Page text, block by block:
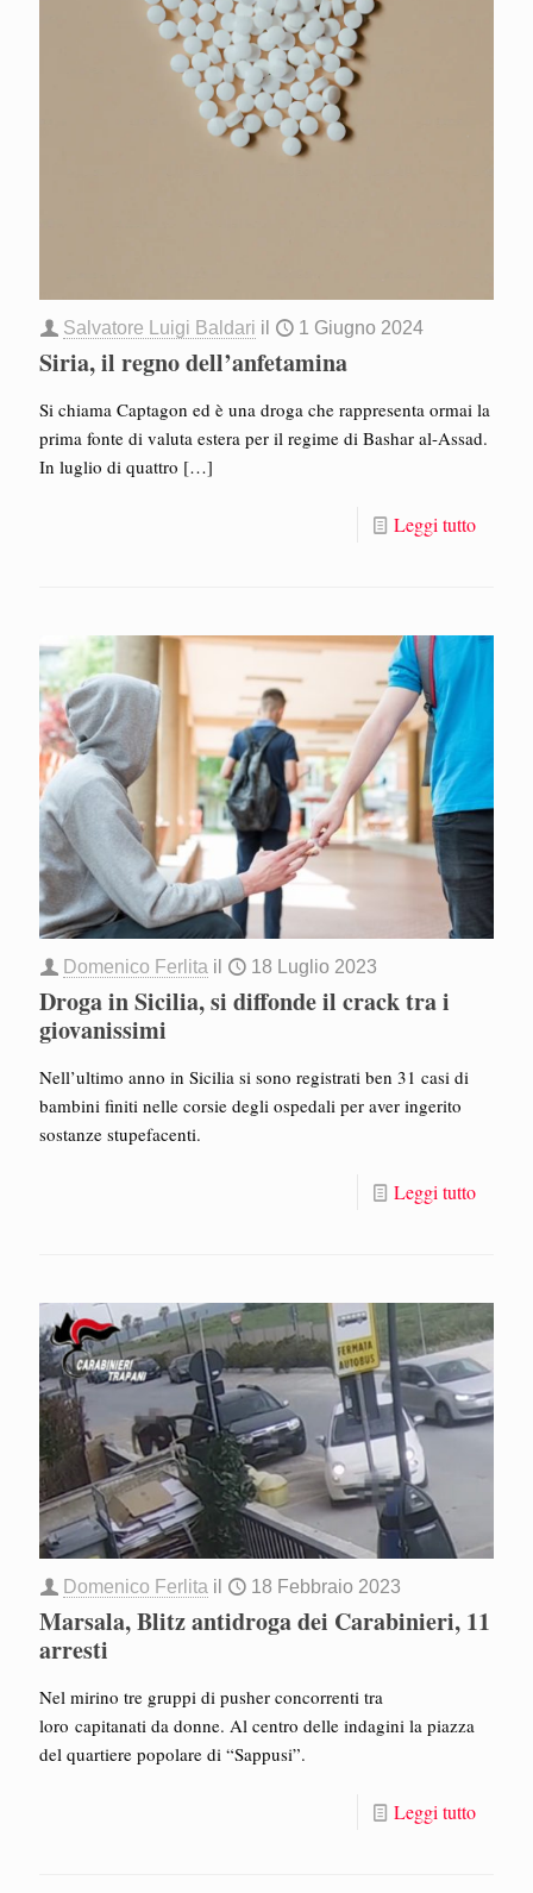
Salvatore Luigi Baldari il 1 Giugno 2024
Siria, il regno dell’anfetamina
Si chiama Captagon ed è una droga che rappresenta ormai la
prima fonte di valuta estera per il regime di Bashar al-Assad.
In luglio di quattro […]
Leggi tutto
Domenico Ferlita il 18 Luglio 2023
Droga in Sicilia, si diffonde il crack tra i
giovanissimi
Nell’ultimo anno in Sicilia si sono registrati ben 31 casi di
bambini finiti nelle corsie degli ospedali per aver ingerito
sostanze stupefacenti.
Leggi tutto
Domenico Ferlita il 18 Febbraio 2023
Marsala, Blitz antidroga dei Carabinieri, 11
arresti
Nel mirino tre gruppi di pusher concorrenti tra
loro capitanati da donne. Al centro delle indagini la piazza
del quartiere popolare di “Sappusi”.
Leggi tutto